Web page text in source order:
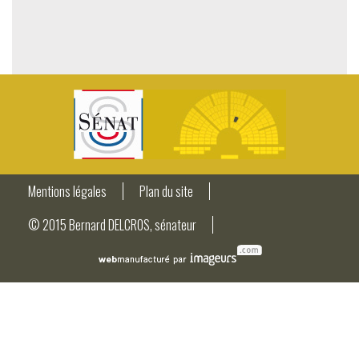
Mentions légales
Plan du site
© 2015 Bernard DELCROS, sénateur